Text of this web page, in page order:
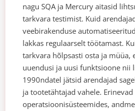
nagu SQA ja Mercury aitasid
tarkvara testimist. Kuid
veebirakenduse
lakkas regulaarselt töötamast.
tarkvara hõlpsasti osta ja müüa,
uuendusi ja uusi funktsioone nii
1990ndatel jätsid arendajad
ja tootetähtajad vahele.
operatsioonisüsteemides,